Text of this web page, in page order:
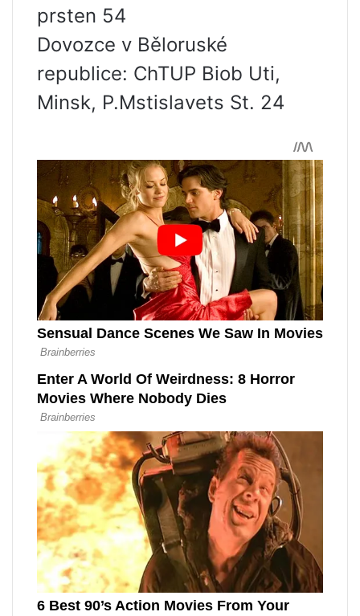
prsten 54
Dovozce v Běloruské
republice: ChTUP Biob Uti,
Minsk, P.Mstislavets St. 24